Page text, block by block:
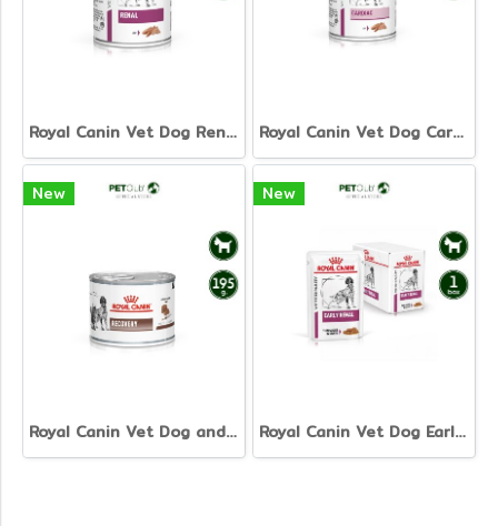
Royal Canin Vet Dog Renal - อาหารเปียกสูตรดูแลไต Royal Canin Vet Dog Cardiac - อาหารเปียกสุนัขสูตรดูแลหัวใจ
New
Royal Canin Vet Dog and Cat Recovery - อาหารเปียกสุนัขและแมวสูตรพักฟื้น
New
Royal Canin Vet Dog Early Renal - อาหารเปียกสุนัขสูตรดูแลไต ระยะแรก